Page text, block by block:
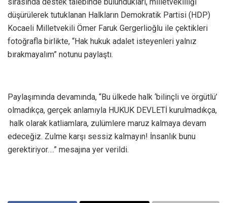
düşürülerek tutuklanan Halkların Demokratik Partisi (HDP)
Kocaeli Milletvekili Ömer Faruk Gergerlioğlu ile çektikleri
fotoğrafla birlikte, “Hak hukuk adalet isteyenleri yalnız
bırakmayalım” notunu paylaştı.
Paylaşımında devamında, “Bu ülkede halk ‘bilinçli ve örgütlü’
olmadıkça, gerçek anlamıyla HUKUK DEVLETİ kurulmadıkça,
halk olarak katliamlara, zulümlere maruz kalmaya devam
edeceğiz. Zulme karşı sessiz kalmayın! İnsanlık bunu
gerektiriyor….” mesajına yer verildi.